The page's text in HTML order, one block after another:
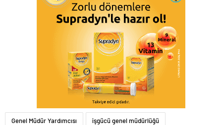
Genel Müdür Yardımcısı işgücü genel müdürlüğü